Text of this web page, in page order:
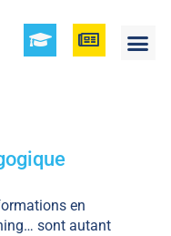
en
sont autant